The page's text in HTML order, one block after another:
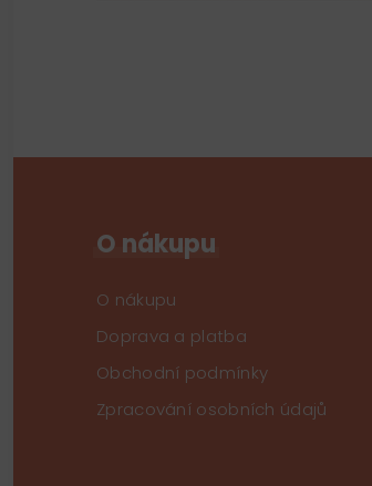
O nákupu
O nákupu
Doprava a platba
Obchodní podmínky
Zpracování osobních údajů